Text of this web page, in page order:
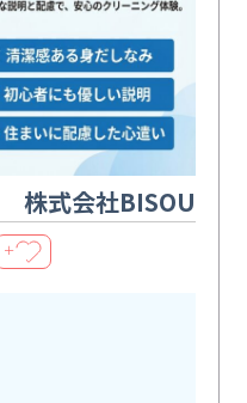
株式会社BISOU
＋